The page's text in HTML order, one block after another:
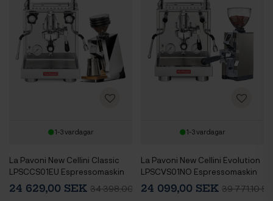
1-3 vardagar
La Pavoni New Cellini Classic
LPSCCS01EU Espressomaskin
Inkl. Eureka Mignon Zero 65
Speedy Chrome Espressokvarn
24 629,00 SEK 34 398,00 SEK
1-3 vardagar
La Pavoni New Cellini Evolution
LPSCVS01NO Espressomaskin
Inkl. Eureka Mignon Libra 65
Chrome Espressokvarn
24 099,00 SEK 39 771,10